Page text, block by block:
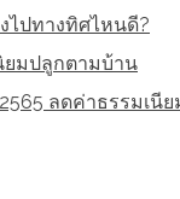
ไปทางทิศไหนดี?
มปลูกตามบ้าน
ลดค่าธรรมเนีย